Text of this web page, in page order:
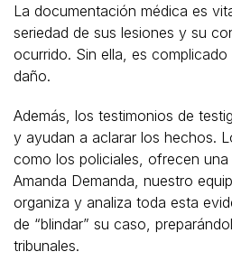
La documentación médica es
seriedad de sus lesiones y su
ocurrido. Sin ella, es
daño.
Además, los testimonios de
y ayudan a aclarar los hechos.
como los policiales, ofrecen
Amanda Demanda, nuestro
organiza y analiza toda esta
de “blindar” su caso,
tribunales.